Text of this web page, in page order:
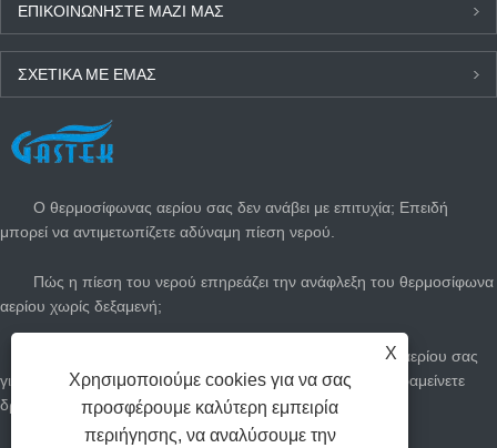
ΕΠΙΚΟΙΝΩΝΉΣΤΕ ΜΑΖΊ ΜΑΣ
ΣΧΕΤΙΚΆ ΜΕ ΕΜΆΣ
ΤΕΛΕΥΤΑΊΑ ΝΈΑ
Ο θερμοσίφωνας αερίου σας δεν ανάβει με επιτυχία; Επειδή
μπορεί να αντιμετωπίζετε αδύναμη πίεση νερού.
Πώς η πίεση του νερού επηρεάζει την ανάφλεξη του θερμοσίφωνα
αερίου χωρίς δεξαμενή;
Πώς να προσαρμόσετε τον άμεσο θερμοσίφωνα του αερίου σας
για το καλοκαίρι: Κόψτε τους λογαριασμούς αερίου και παραμείνετε
δροσεροί
X
Χρησιμοποιούμε cookies για να σας
προσφέρουμε καλύτερη εμπειρία
περιήγησης, να αναλύσουμε την